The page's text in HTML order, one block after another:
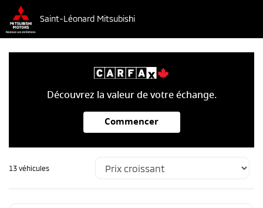
Saint-Léonard Mitsubishi
Découvrez la valeur de votre échange.
Commencer
13 véhicules